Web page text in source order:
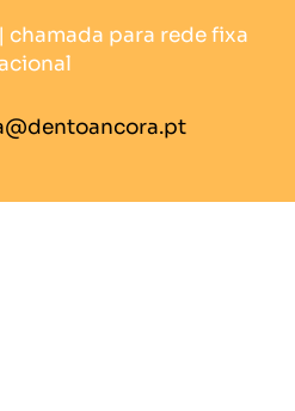
| chamada para rede fixa